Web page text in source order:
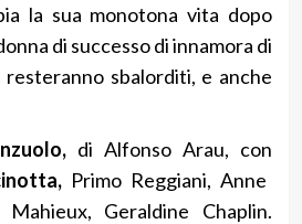
la sua monotona vita dopo
di successo di innamora di
sbalorditi, e anche
di Alfonso Arau, con
Primo Reggiani, Anne
Mahieux, Geraldine Chaplin.